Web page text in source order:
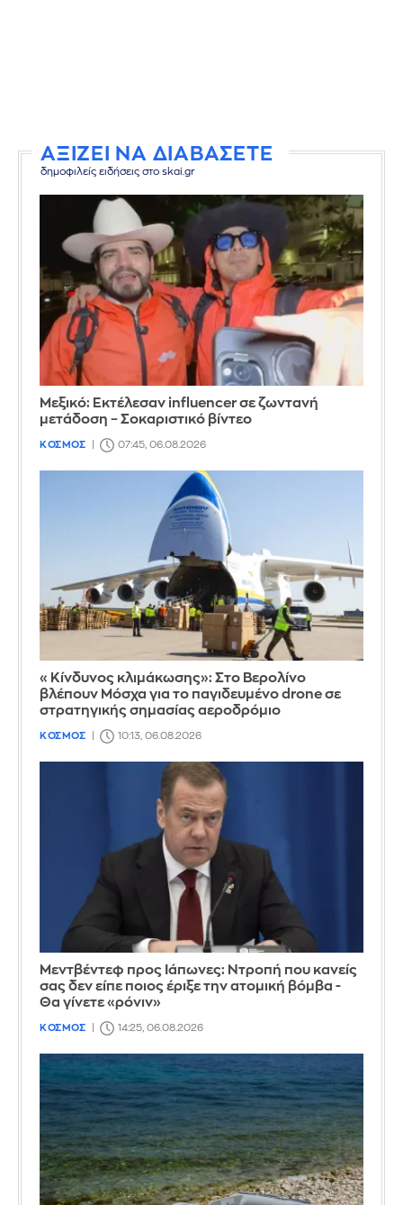
ΑΞΙΖΕΙ ΝΑ ΔΙΑΒΑΣΕΤΕ
δημοφιλείς ειδήσεις στο skai.gr
Μεξικό: Εκτέλεσαν influencer σε ζωντανή
μετάδοση – Σοκαριστικό βίντεο
ΚΟΣΜΟΣ 07:45, 06.08.2026
«Κίνδυνος κλιμάκωσης»: Στο Βερολίνο
βλέπουν Μόσχα για το παγιδευμένο drone σε
στρατηγικής σημασίας αεροδρόμιο
ΚΟΣΜΟΣ 10:13, 06.08.2026
Μεντβέντεφ προς Ιάπωνες: Ντροπή που κανείς
σας δεν είπε ποιος έριξε την ατομική βόμβα -
Θα γίνετε «ρόνιν»
ΚΟΣΜΟΣ 14:25, 06.08.2026